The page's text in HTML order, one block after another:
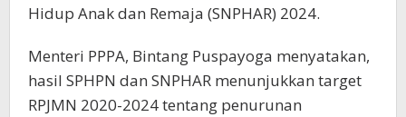
Hidup Anak dan Remaja (SNPHAR) 2024.
Menteri PPPA, Bintang Puspayoga menyatakan,
hasil SPHPN dan SNPHAR menunjukkan target
RPJMN 2020-2024 tentang penurunan